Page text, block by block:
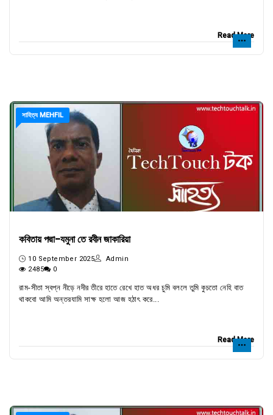
Read More
সাহিত্য MEHFIL
কবিতায় পদ্মা-যমুনা তে রবীন জাকারিয়া
10 September 2025
Admin
2485
0
রাম-সীতা স্বপ্ন নীড়ে নদীর তীরে হাতে রেখে হাত অধর চুমি বললে তুমি কুচতো নেহি বাত
থাকবো আমি অন্তরযামি সাক্ষ হলো আজ হঠাৎ করে...
Read More